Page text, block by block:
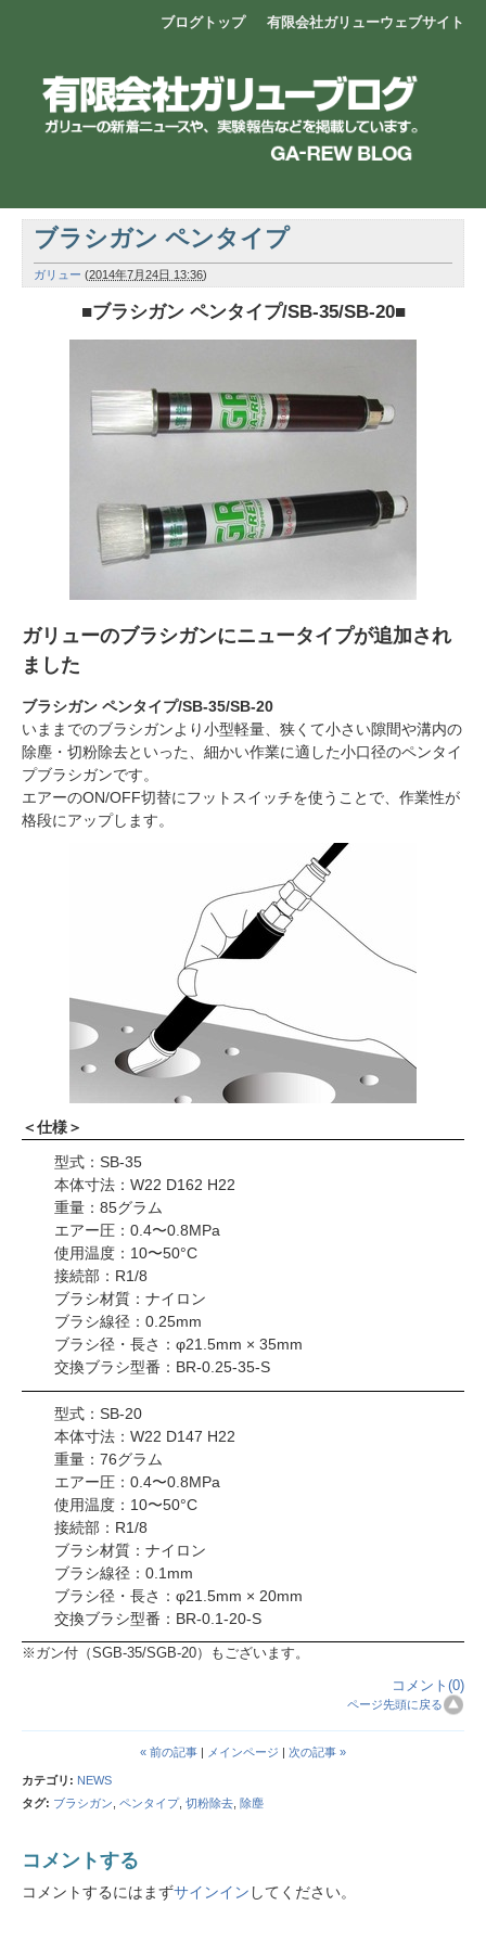
有限会社ガリューウェブサイト
ブログトップ
ブラシガン ペンタイプ
ガリュー (2014年7月24日 13:36)
■ブラシガン ペンタイプ/SB-35/SB-20■
ガリューのブラシガンにニュータイプが追加され
ました
ブラシガン ペンタイプ/SB-35/SB-20
いままでのブラシガンより小型軽量、狭くて小さい隙間や溝内の
除塵・切粉除去といった、細かい作業に適した小口径のペンタイ
プブラシガンです。
エアーのON/OFF切替にフットスイッチを使うことで、作業性が
格段にアップします。
＜仕様＞
型式：SB-35
本体寸法：W22 D162 H22
重量：85グラム
エアー圧：0.4〜0.8MPa
使用温度：10〜50°C
接続部：R1/8
ブラシ材質：ナイロン
ブラシ線径：0.25mm
ブラシ径・長さ：φ21.5mm × 35mm
交換ブラシ型番：BR-0.25-35-S
型式：SB-20
本体寸法：W22 D147 H22
重量：76グラム
エアー圧：0.4〜0.8MPa
使用温度：10〜50°C
接続部：R1/8
ブラシ材質：ナイロン
ブラシ線径：0.1mm
ブラシ径・長さ：φ21.5mm × 20mm
交換ブラシ型番：BR-0.1-20-S
※ガン付（SGB-35/SGB-20）もございます。
コメント(0)
ページ先頭に戻る
« 前の記事 | メインページ | 次の記事 »
カテゴリ : NEWS
タグ: ブラシガン ペンタイプ, 切粉除去 除塵
コメントする
コメントするにはまずサインイン してください。